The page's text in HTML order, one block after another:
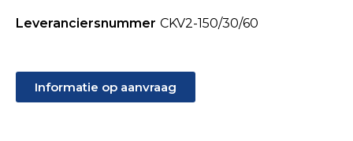
Leveranciersnummer CKV2-150/30/60
Informatie op aanvraag